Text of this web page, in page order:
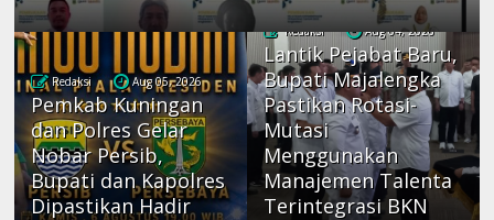
Redaksi Aug 05, 2026
Pemkab Kuningan
dan Polres Gelar
Nobar Persib,
Bupati dan Kapolres
Dipastikan Hadir
Redaksi Aug 04, 2026
Lantik Pejabat Baru,
Bupati Majalengka
Pastikan Rotasi-
Mutasi
Menggunakan
Manajemen Talenta
Terintegrasi BKN